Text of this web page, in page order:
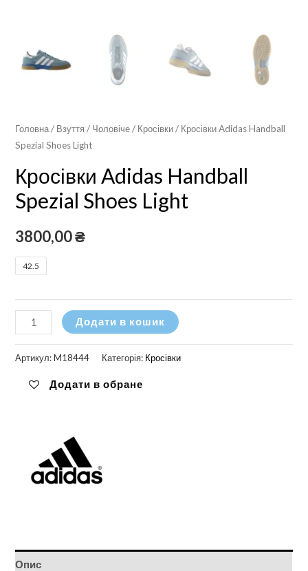
Головна/ Взуття / Чоловіче/ Кросівки/ Кросівки Adidas Handball
Spezial Shoes Light
Кросівки Adidas Handball
Spezial Shoes Light
3800,00₴
42.5
Кросівки
Adidas
Handball
Shoes
Додати в кошик
Артикул:M18444 Категорія: Кросівки
Додати в обране
Опис